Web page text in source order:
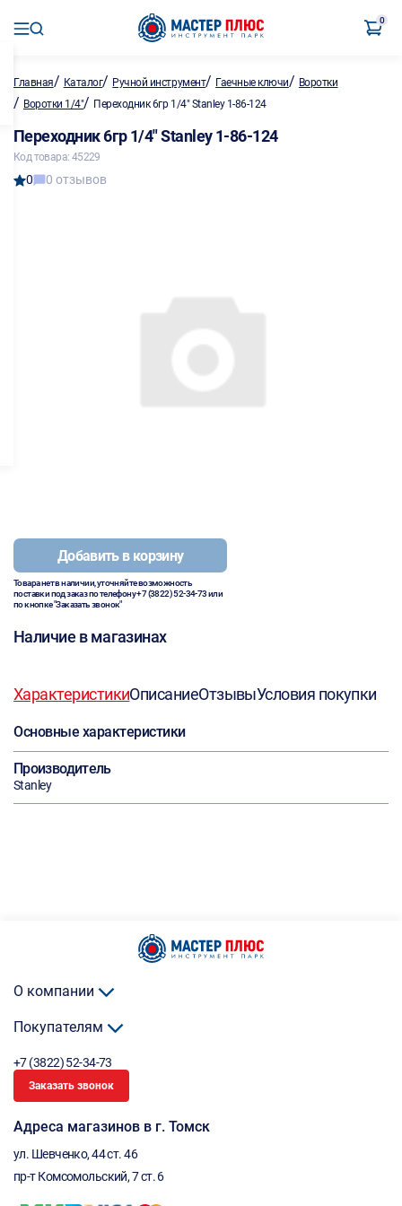
0
Главная/ Каталог/ Ручной инструмент/ Гаечные ключи/ Воротки
/ Воротки 1/4"/ Переходник 6гр 1/4" Stanley 1-86-124
Переходник 6гр 1/4" Stanley 1-86-124
Код товара: 45229
0 0 отзывов
Добавить в корзину
Товара нет в наличии, уточняйте возможность
поставки под заказ по телефону+7 (3822) 52-34-73или
по кнопке "Заказать звонок"
Наличие в магазинах
ХарактеристикиОписаниеОтзывыУсловия покупки
Основные характеристики
Производитель
Stanley
О компании
Покупателям
+7 (3822) 52-34-73
Заказать звонок
Адреса магазинов в г. Томск
ул. Шевченко, 44 ст. 46
пр-т Комсомольский, 7 ст. 6